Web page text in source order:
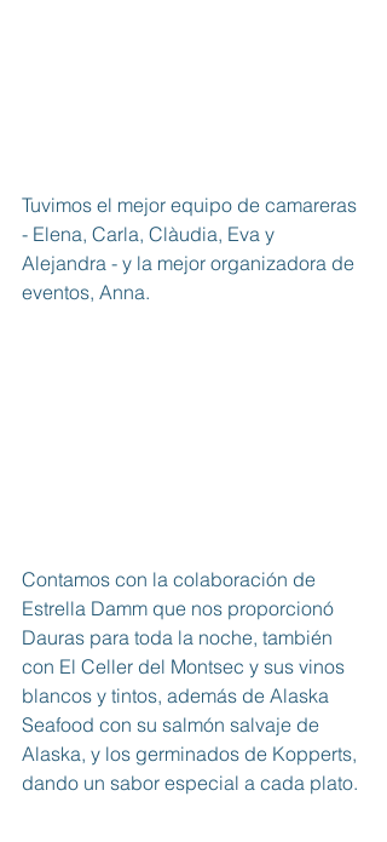
Tuvimos el mejor equipo de camareras
- Elena, Carla, Clàudia, Eva y
Alejandra - y la mejor organizadora de
eventos, Anna.
Contamos con la colaboración de
Estrella Damm que nos proporcionó
Dauras para toda la noche, también
con El Celler del Montsec y sus vinos
blancos y tintos, además de Alaska
Seafood con su salmón salvaje de
Alaska, y los germinados de Kopperts,
dando un sabor especial a cada plato.